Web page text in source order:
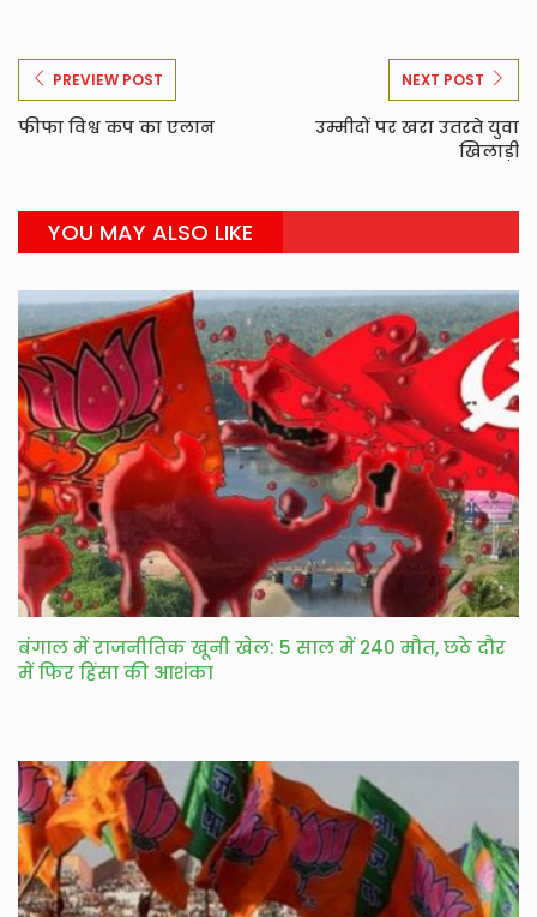
PREVIEW POST
फीफा विश्व कप का एलान
NEXT POST
उम्मीदों पर खरा उतरते युवा
खिलाड़ी
YOU MAY ALSO LIKE
बंगाल में राजनीतिक खूनी खेल: 5 साल में 240 मौत, छठे दौर
में फिर हिंसा की आशंका